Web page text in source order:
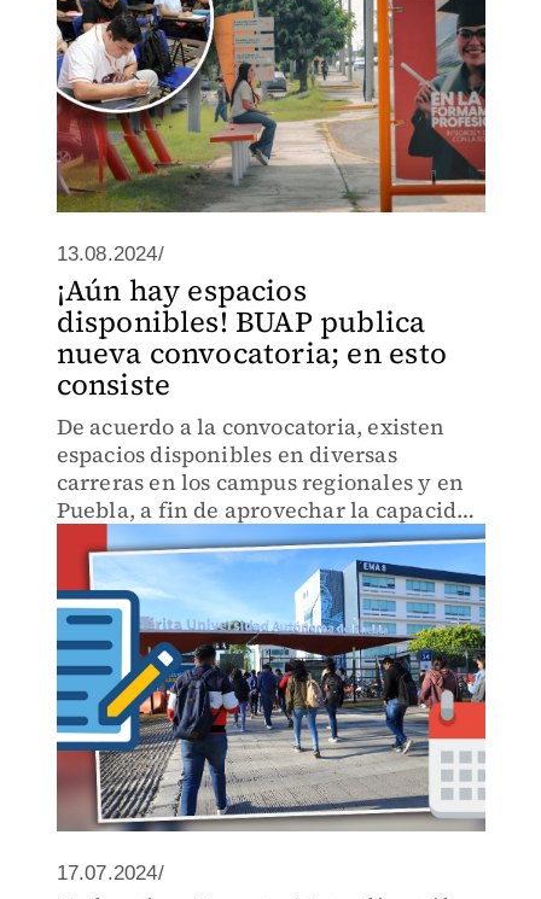
13.08.2024/
¡Aún hay espacios
disponibles! BUAP publica
nueva convocatoria; en esto
consiste
De acuerdo a la convocatoria, existen
espacios disponibles en diversas
carreras en los campus regionales y en
Puebla, a fin de aprovechar la capacidad
de la matrícula disponible.
17.07.2024/